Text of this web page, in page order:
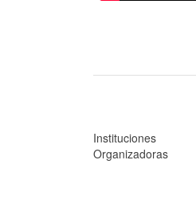
Instituciones
Organizadoras